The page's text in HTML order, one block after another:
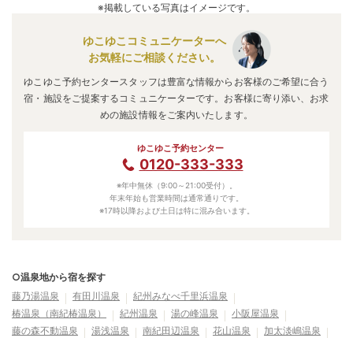
※掲載している写真はイメージです。
ゆこゆこコミュニケーターへ
お気軽にご相談ください。
ゆこゆこ予約センタースタッフは豊富な情報からお客様のご希望に合う
宿・施設をご提案するコミュニケーターです。お客様に寄り添い、お求
めの施設情報をご案内いたします。
ゆこゆこ予約センター
0120-333-333
※年中無休（9:00～21:00受付）。
年末年始も営業時間は通常通りです。
※17時以降および土日は特に混み合います。
○温泉地から宿を探す
藤乃湯温泉
有田川温泉
紀州みなべ千里浜温泉
椿温泉（南紀椿温泉）
紀州温泉 湯の峰温泉
小阪屋温泉
藤の森不動温泉
湯浅温泉 南紀田辺温泉 花山温泉
加太淡嶋温泉